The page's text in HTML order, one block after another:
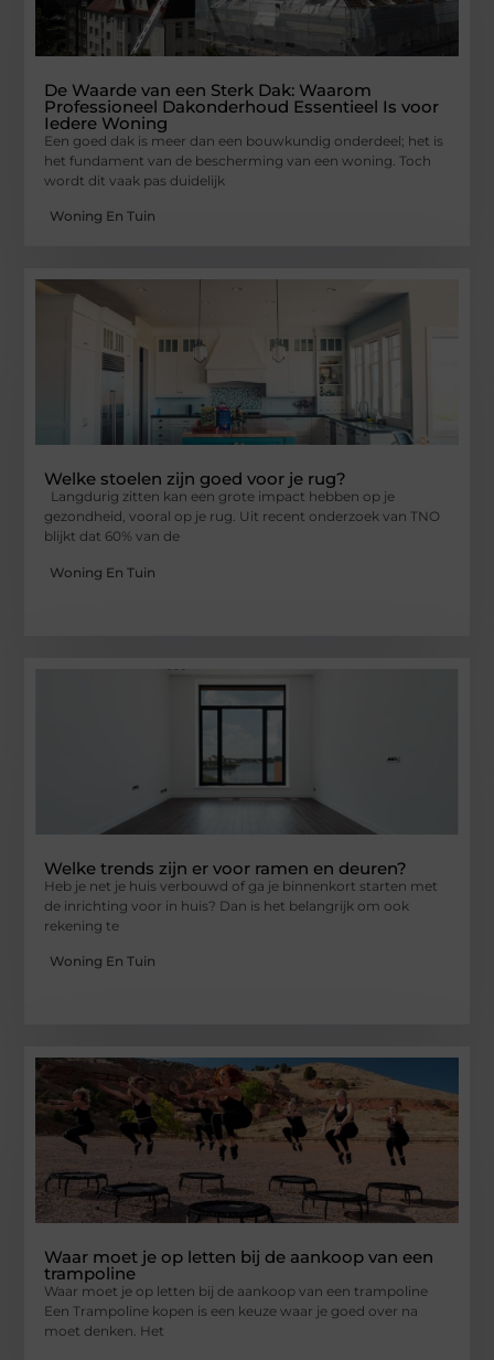
De Waarde van een Sterk Dak: Waarom
Professioneel Dakonderhoud Essentieel Is voor
Iedere Woning
Een goed dak is meer dan een bouwkundig onderdeel; het is
het fundament van de bescherming van een woning. Toch
wordt dit vaak pas duidelijk
Woning En Tuin
Welke stoelen zijn goed voor je rug?
Langdurig zitten kan een grote impact hebben op je
gezondheid, vooral op je rug. Uit recent onderzoek van TNO
blijkt dat 60% van de
Woning En Tuin
Welke trends zijn er voor ramen en deuren?
Heb je net je huis verbouwd of ga je binnenkort starten met
de inrichting voor in huis? Dan is het belangrijk om ook
rekening te
Woning En Tuin
Waar moet je op letten bij de aankoop van een
trampoline
Waar moet je op letten bij de aankoop van een trampoline
Een Trampoline kopen is een keuze waar je goed over na
moet denken. Het